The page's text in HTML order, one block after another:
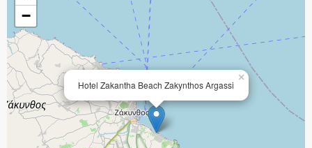
Hotel Zakantha Beach Zakynthos Argassi
×
−